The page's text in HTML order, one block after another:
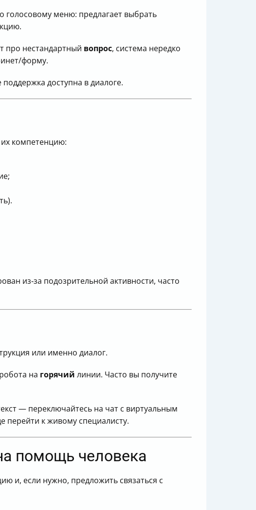
голосовому меню: предлагает выбрать
про нестандартный вопрос, система нередко
форму.
доступна в диалоге.
компетенцию:
из‑за подозрительной активности, часто
или именно диалог.
на горячий линии. Часто вы получите
— переключайтесь на чат с виртуальным
к живому специалисту.
помощь человека
и, если нужно, предложить связаться с